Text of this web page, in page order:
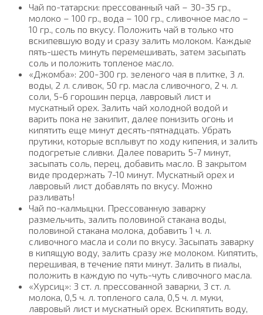
Чай по-татарски: прессованный чай – 30-35 гр.,
молоко – 100 гр., вода – 100 гр., сливочное масло –
10 гр., соль по вкусу. Положить чай в только что
вскипевшую воду и сразу залить молоком. Каждые
пять-шесть минуть перемешивать, затем засыпать
соль и положить топленое масло.
«Джомба»: 200-300 гр. зеленого чая в плитке, 3 л.
воды, 2 л. сливок, 50 гр. масла сливочного, 2 ч. л.
соли, 5-6 горошин перца, лавровый лист и
мускатный орех. Залить чай холодной водой и
варить пока не закипит, далее понизить огонь и
кипятить еще минут десять-пятнадцать. Убрать
прутики, которые всплывут по ходу кипения, и залить
подогретые сливки. Далее поварить 5-7 минут,
засыпать соль, перец, добавить масло. В закрытом
виде продержать 7-10 минут. Мускатный орех и
лавровый лист добавлять по вкусу. Можно
разливать!
Чай по-калмыцки. Прессованную заварку
размельчить, залить половиной стакана воды,
половиной стакана молока, добавить 1 ч. л.
сливочного масла и соли по вкусу. Засыпать заварку
в кипящую воду, залить сразу же молоком. Кипятить,
перешивая, в течение пяти минут. Залить в пиалы,
положить в каждую по чуть-чуть сливочного масла.
«Хурсиц»: 3 ст. л. прессованной заварки, 3 ст. л.
молока, 0,5 ч. л. топленого сала, 0,5 ч. л. муки,
лавровый лист и мускатный орех. Вскипятить воду,